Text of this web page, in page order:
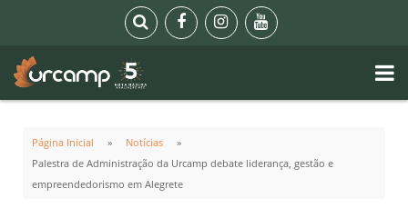
Página Inicial
Notícias
Palestra de Administração da Urcamp debate liderança, gestão e
empreendedorismo em Alegrete